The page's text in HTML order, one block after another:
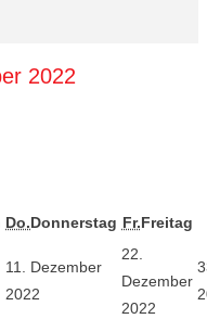
2022
Do.Donnerstag Fr.Freitag
11. Dezember
2022
22.
Dezember
2022
3